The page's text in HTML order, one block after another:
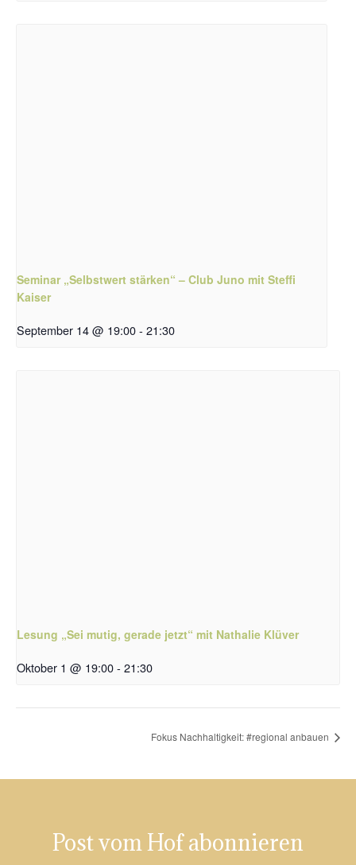
Seminar „Selbstwert stärken“ – Club Juno mit Steffi
Kaiser
September 14 @ 19:00- 21:30
Lesung „Sei mutig, gerade jetzt“ mit Nathalie Klüver
Oktober 1 @ 19:00- 21:30
Fokus Nachhaltigkeit: #regional anbauen
Post vom Hof abonnieren